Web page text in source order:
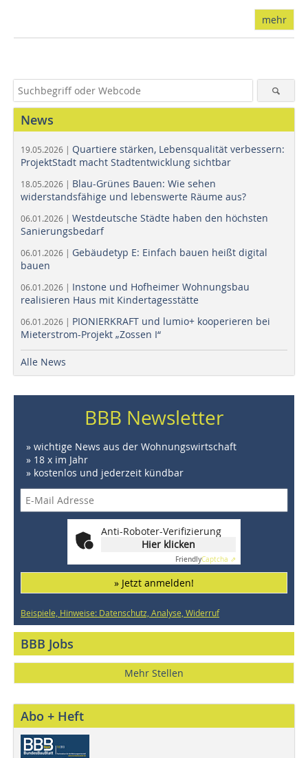
mehr
News
19.05.2026 | Quartiere stärken, Lebensqualität verbessern:
ProjektStadt macht Stadtentwicklung sichtbar
18.05.2026 | Blau-Grünes Bauen: Wie sehen
widerstandsfähige und lebenswerte Räume aus?
06.01.2026 | Westdeutsche Städte haben den höchsten
Sanierungsbedarf
06.01.2026 | Gebäudetyp E: Einfach bauen heißt digital
bauen
06.01.2026 | Instone und Hofheimer Wohnungsbau
realisieren Haus mit Kindertagesstätte
06.01.2026 | PIONIERKRAFT und lumio+ kooperieren bei
Mieterstrom-Projekt „Zossen I“
Alle News
BBB Newsletter
» wichtige News aus der Wohnungswirtschaft
» 18 x im Jahr
» kostenlos und jederzeit kündbar
Anti-Roboter-Verifizierung
Hier klicken
FriendlyCaptcha ⇗
» Jetzt anmelden!
Beispiele, Hinweise: Datenschutz, Analyse, Widerruf
BBB Jobs
Mehr Stellen
Abo + Heft